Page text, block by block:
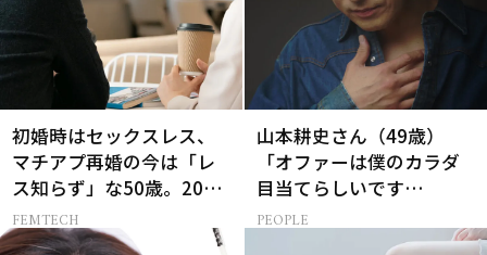
初婚時はセックスレス、
マチアプ再婚の今は「レ
ス知らず」な50歳。20代
と変えた“結婚の条件”と
は？
FEMTECH
山本耕史さん（49歳）
「オファーは僕のカラダ
目当てらしいです
（笑）」全編英語ミュー
PEOPLE